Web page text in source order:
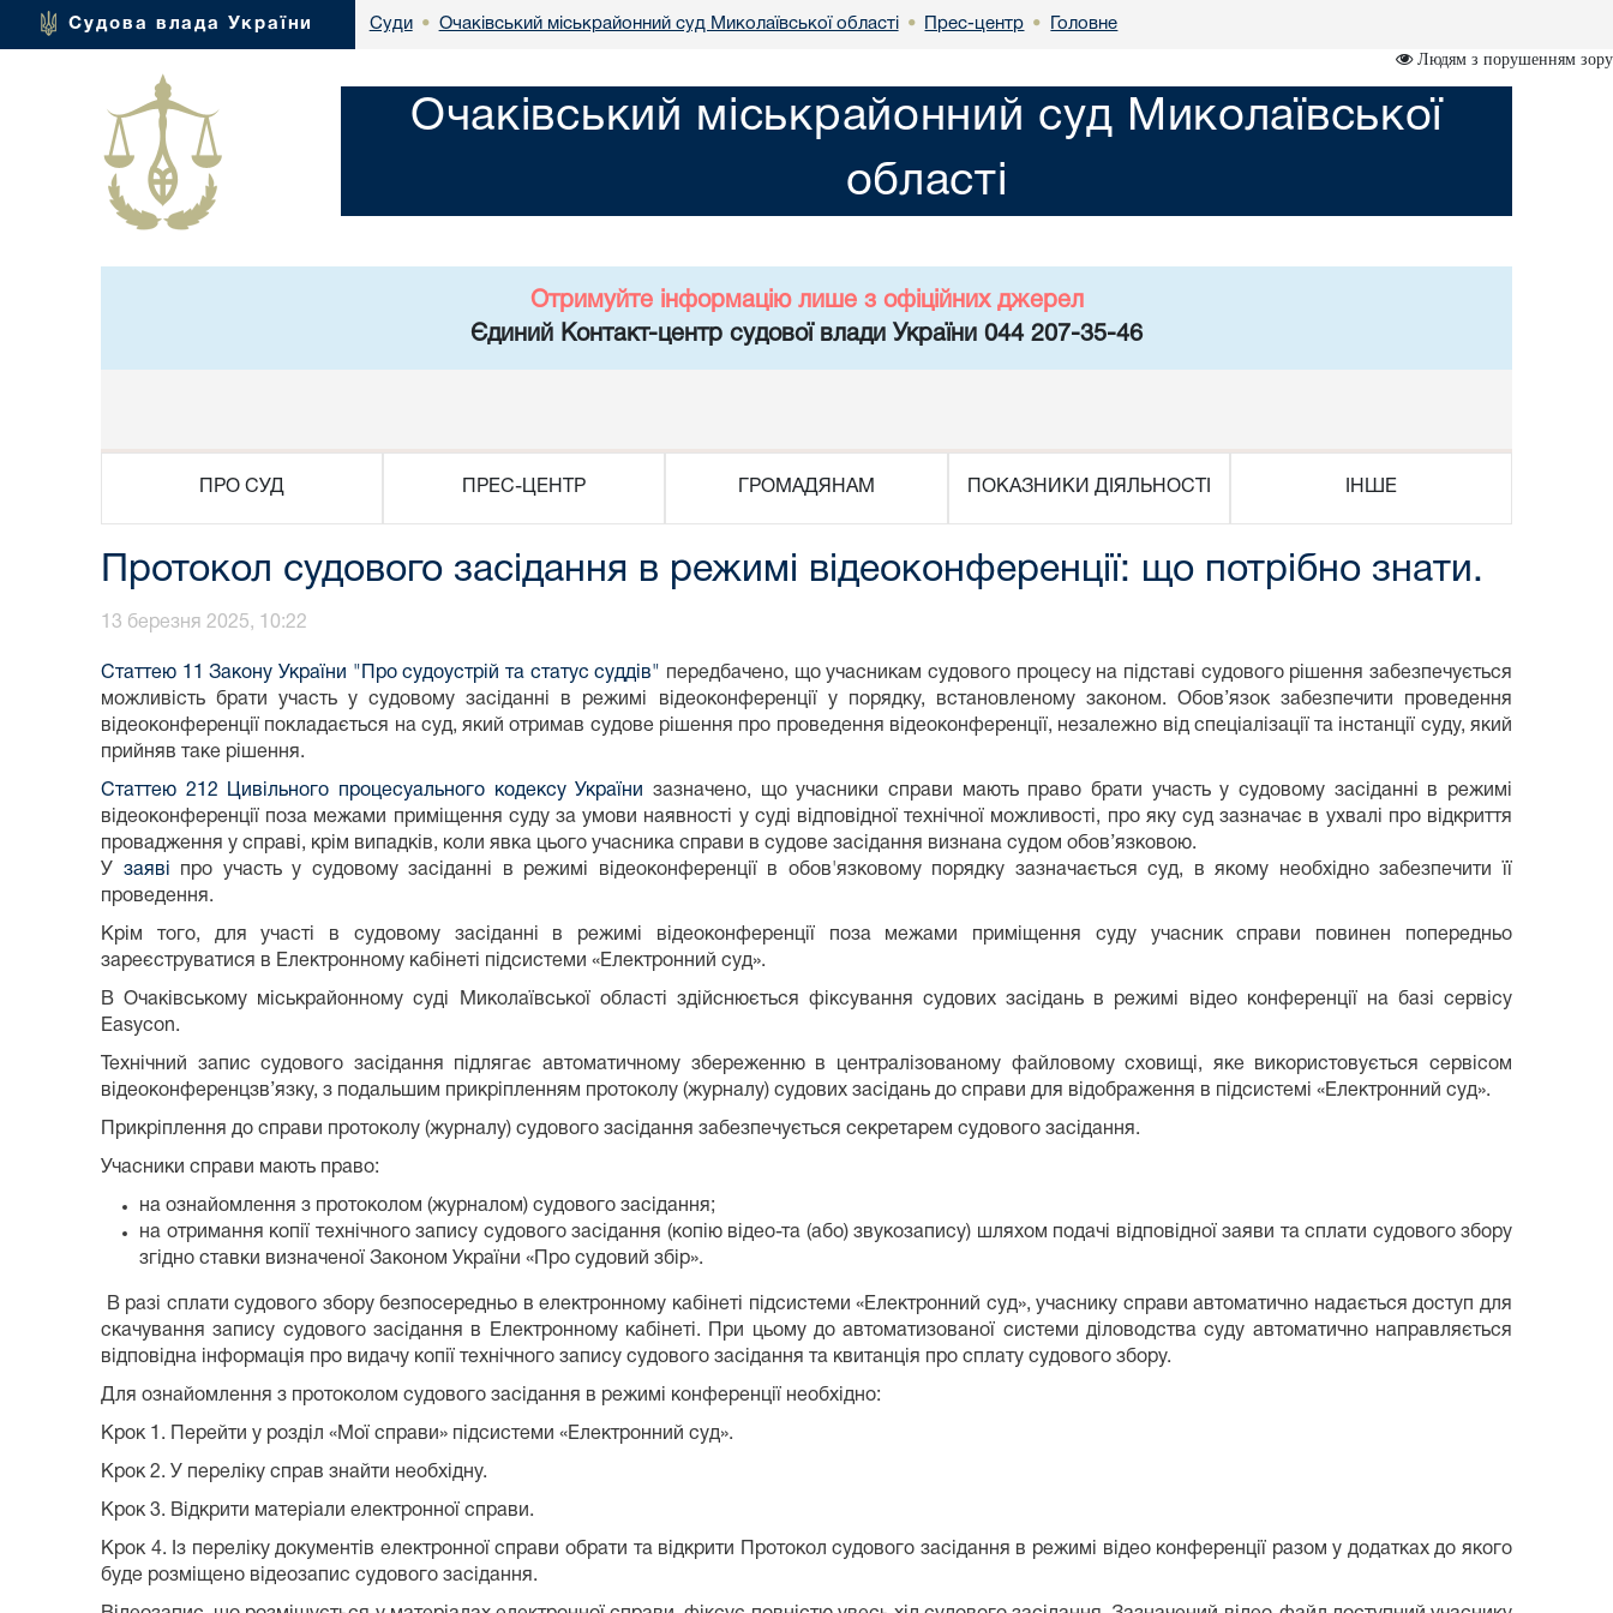
Судова влада України Суди • Очаківський міськрайонний суд Миколаївської області • Прес-центр • Головне
Людям з порушенням зору
Очаківський міськрайонний суд Миколаївської
області
Отримуйте інформацію лише з офіційних джерел
Єдиний Контакт-центр судової влади України 044 207-35-46
ПРО СУД ПРЕС-ЦЕНТР ГРОМАДЯНАМ ПОКАЗНИКИ ДІЯЛЬНОСТІ ІНШЕ
Протокол судового засідання в режимі відеоконференції: що потрібно знати.
13 березня 2025, 10:22
Статтею 11 Закону України "Про судоустрій та статус суддів" передбачено, що учасникам судового процесу на підставі судового рішення забезпечується
можливість брати участь у судовому засіданні в режимі відеоконференції у порядку, встановленому законом. Обов’язок забезпечити проведення
відеоконференції покладається на суд, який отримав судове рішення про проведення відеоконференції, незалежно від спеціалізації та інстанції суду, який
прийняв таке рішення.
Статтею 212 Цивільного процесуального кодексу України зазначено, що учасники справи мають право брати участь у судовому засіданні в режимі
відеоконференції поза межами приміщення суду за умови наявності у суді відповідної технічної можливості, про яку суд зазначає в ухвалі про відкриття
провадження у справі, крім випадків, коли явка цього учасника справи в судове засідання визнана судом обов’язковою.
У заяві про участь у судовому засіданні в режимі відеоконференції в обов'язковому порядку зазначається суд, в якому необхідно забезпечити її
проведення.
Крім того, для участі в судовому засіданні в режимі відеоконференції поза межами приміщення суду учасник справи повинен попередньо
зареєструватися в Електронному кабінеті підсистеми «Електронний суд».
В Очаківському міськрайонному суді Миколаївської області здійснюється фіксування судових засідань в режимі відео конференції на базі сервісу
Easycon.
Технічний запис судового засідання підлягає автоматичному збереженню в централізованому файловому сховищі, яке використовується сервісом
відеоконференцзв’язку, з подальшим прикріпленням протоколу (журналу) судових засідань до справи для відображення в підсистемі «Електронний суд».
Прикріплення до справи протоколу (журналу) судового засідання забезпечується секретарем судового засідання.
Учасники справи мають право:
на ознайомлення з протоколом (журналом) судового засідання;
на отримання копії технічного запису судового засідання (копію відео-та (або) звукозапису) шляхом подачі відповідної заяви та сплати судового збору
згідно ставки визначеної Законом України «Про судовий збір».
В разі сплати судового збору безпосередньо в електронному кабінеті підсистеми «Електронний суд», учаснику справи автоматично надається доступ для
скачування запису судового засідання в Електронному кабінеті. При цьому до автоматизованої системи діловодства суду автоматично направляється
відповідна інформація про видачу копії технічного запису судового засідання та квитанція про сплату судового збору.
Для ознайомлення з протоколом судового засідання в режимі конференції необхідно:
Крок 1. Перейти у розділ «Мої справи» підсистеми «Електронний суд».
Крок 2. У переліку справ знайти необхідну.
Крок 3. Відкрити матеріали електронної справи.
Крок 4. Із переліку документів електронної справи обрати та відкрити Протокол судового засідання в режимі відео конференції разом у додатках до якого
буде розміщено відеозапис судового засідання.